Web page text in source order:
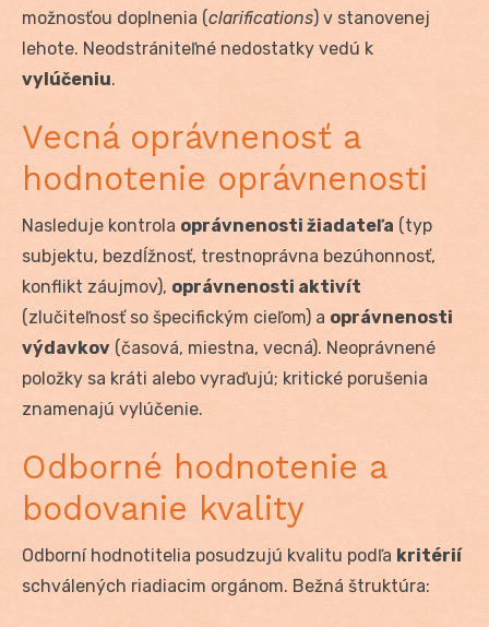
možnosťou doplnenia (clarifications) v stanovenej
lehote. Neodstrániteľné nedostatky vedú k
vylúčeniu.
Vecná oprávnenosť a
hodnotenie oprávnenosti
Nasleduje kontrola oprávnenosti žiadateľa (typ
subjektu, bezdĺžnosť, trestnoprávna bezúhonnosť,
konflikt záujmov), oprávnenosti aktivít
(zlučiteľnosť so špecifickým cieľom) a oprávnenosti
výdavkov (časová, miestna, vecná). Neoprávnené
položky sa kráti alebo vyraďujú; kritické porušenia
znamenajú vylúčenie.
Odborné hodnotenie a
bodovanie kvality
Odborní hodnotitelia posudzujú kvalitu podľa kritérií
schválených riadiacim orgánom. Bežná štruktúra: